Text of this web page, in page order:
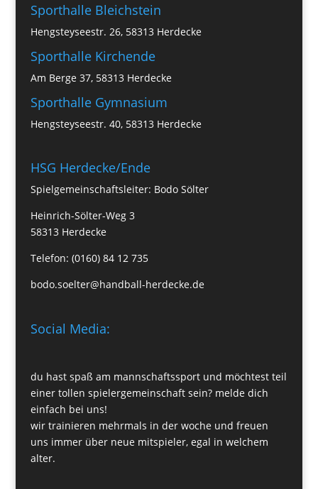
Sporthalle Bleichstein
Hengsteyseestr. 26, 58313 Herdecke
Sporthalle Kirchende
Am Berge 37, 58313 Herdecke
Sporthalle Gymnasium
Hengsteyseestr. 40, 58313 Herdecke
HSG Herdecke/Ende
Spielgemeinschaftsleiter: Bodo Sölter
Heinrich-Sölter-Weg 3
58313 Herdecke
Telefon: (0160) 84 12 735
bodo.soelter@handball-herdecke.de
Social Media:
du hast spaß am mannschaftssport und möchtest teil
einer tollen spielergemeinschaft sein? melde dich
einfach bei uns!
wir trainieren mehrmals in der woche und freuen
uns immer über neue mitspieler, egal in welchem
alter.